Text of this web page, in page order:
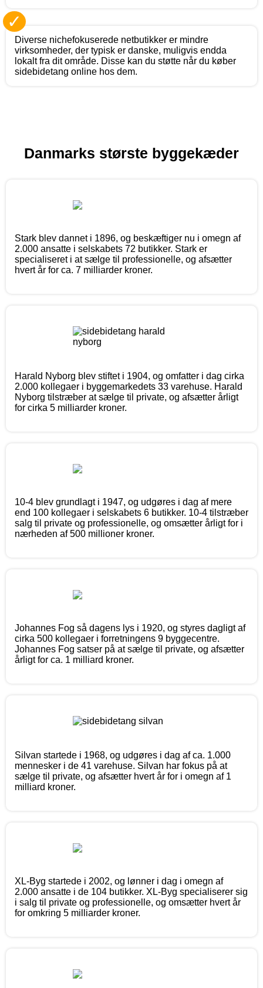
✓
Diverse nichefokuserede netbutikker er mindre
virksomheder, der typisk er danske, muligvis endda
lokalt fra dit område. Disse kan du støtte når du køber
sidebidetang online hos dem.
Danmarks største byggekæder
Stark blev dannet i 1896, og beskæftiger nu i omegn af
2.000 ansatte i selskabets 72 butikker. Stark er
specialiseret i at sælge til professionelle, og afsætter
hvert år for ca. 7 milliarder kroner.
Harald Nyborg blev stiftet i 1904, og omfatter i dag cirka
2.000 kollegaer i byggemarkedets 33 varehuse. Harald
Nyborg tilstræber at sælge til private, og afsætter årligt
for cirka 5 milliarder kroner.
10-4 blev grundlagt i 1947, og udgøres i dag af mere
end 100 kollegaer i selskabets 6 butikker. 10-4 tilstræber
salg til private og professionelle, og omsætter årligt for i
nærheden af 500 millioner kroner.
Johannes Fog så dagens lys i 1920, og styres dagligt af
cirka 500 kollegaer i forretningens 9 byggecentre.
Johannes Fog satser på at sælge til private, og afsætter
årligt for ca. 1 milliard kroner.
Silvan startede i 1968, og udgøres i dag af ca. 1.000
mennesker i de 41 varehuse. Silvan har fokus på at
sælge til private, og afsætter hvert år for i omegn af 1
milliard kroner.
XL-Byg startede i 2002, og lønner i dag i omegn af
2.000 ansatte i de 104 butikker. XL-Byg specialiserer sig
i salg til private og professionelle, og omsætter hvert år
for omkring 5 milliarder kroner.